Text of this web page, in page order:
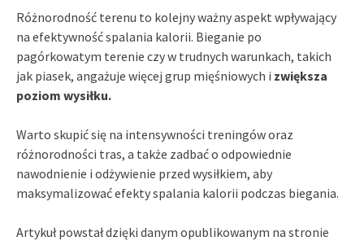
Różnorodność terenu to kolejny ważny aspekt wpływający
na efektywność spalania kalorii. Bieganie po
pagórkowatym terenie czy w trudnych warunkach, takich
jak piasek, angażuje więcej grup mięśniowych i zwiększa
poziom wysiłku.
Warto skupić się na intensywności treningów oraz
różnorodności tras, a także zadbać o odpowiednie
nawodnienie i odżywienie przed wysiłkiem, aby
maksymalizować efekty spalania kalorii podczas biegania.
Artykuł powstał dzięki danym opublikowanym na stronie